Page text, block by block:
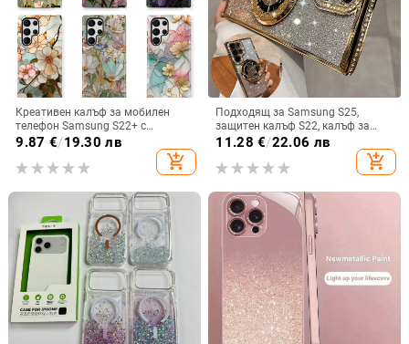
Креативен калъф за мобилен
телефон Samsung S22+ с
остъклено цвете, защита от
падане, Ultra Film Case за Apple
13
9.87 €/19.30 лв
add_shopping_cart
Подходящ за Samsung S25,
защитен калъф S22, калъф за
мобилен телефон Edge Drill, S24,
прозрачен магнитен държач със
стрази A56, брокат против
11.28 €/22.06 лв
add_shopping_cart